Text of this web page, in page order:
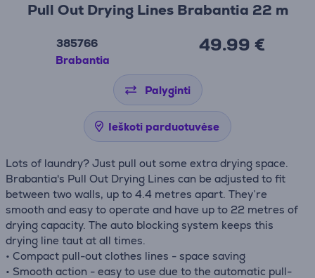
Pull Out Drying Lines Brabantia 22 m
385766
Brabantia
49.99 €
Palyginti
Ieškoti parduotuvėse
Lots of laundry? Just pull out some extra drying space.
Brabantia's Pull Out Drying Lines can be adjusted to fit
between two walls, up to 4.4 metres apart. They’re
smooth and easy to operate and have up to 22 metres of
drying capacity. The auto blocking system keeps this
drying line taut at all times.
• Compact pull-out clothes lines - space saving
• Smooth action - easy to use due to the automatic pull-